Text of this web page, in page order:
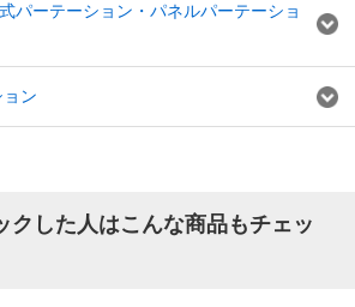
パーテーション・パネルパーテーショ
ン
クした人はこんな商品もチェッ